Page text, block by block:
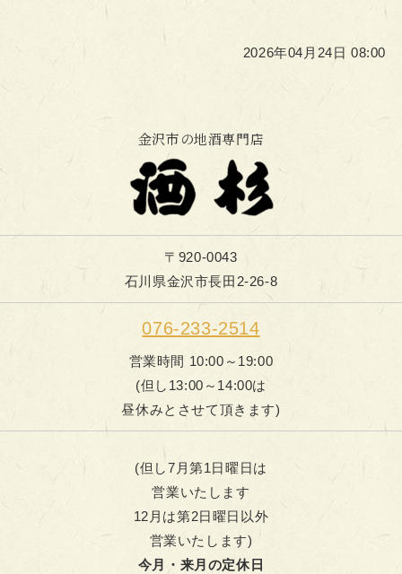
2026年04月24日 08:00
金沢市の地酒専門店
〒920-0043
石川県金沢市長田2-26-8
076-233-2514
営業時間 10:00～19:00
(但し13:00～14:00は
昼休みとさせて頂きます)
(但し7月第1日曜日は
営業いたします
12月は第2日曜日以外
営業いたします)
今月・来月の定休日